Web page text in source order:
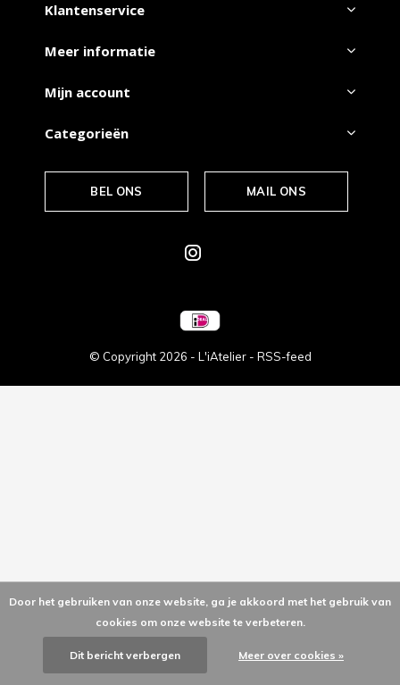
Klantenservice
Meer informatie
Mijn account
Categorieën
BEL ONS MAIL ONS
© Copyright 2026 - L'iAtelier - RSS-feed
Door het gebruiken van onze website, ga je akkoord met het gebruik van
cookies om onze website te verbeteren.
Dit bericht verbergen Meer over cookies »